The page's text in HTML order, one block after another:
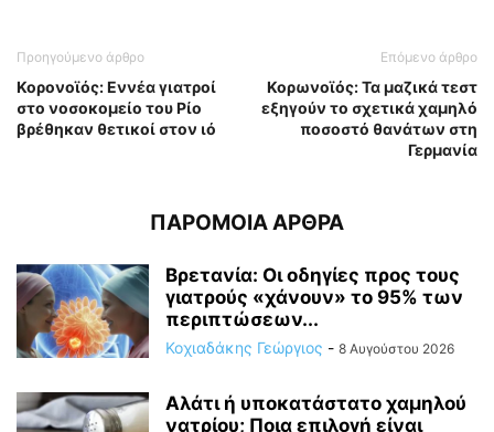
Προηγούμενο άρθρο
Κορονοϊός: Εννέα γιατροί
στο νοσοκομείο του Ρίο
βρέθηκαν θετικοί στον ιό
Επόμενο άρθρο
Κορωνοϊός: Τα μαζικά τεστ
εξηγούν το σχετικά χαμηλό
ποσοστό θανάτων στη
Γερμανία
ΠΑΡΟΜΟΙΑ ΑΡΘΡΑ
Βρετανία: Οι οδηγίες προς τους
γιατρούς «χάνουν» το 95% των
περιπτώσεων...
Κοχιαδάκης Γεώργιος - 8 Αυγούστου 2026
Αλάτι ή υποκατάστατο χαμηλού
νατρίου; Ποια επιλογή είναι